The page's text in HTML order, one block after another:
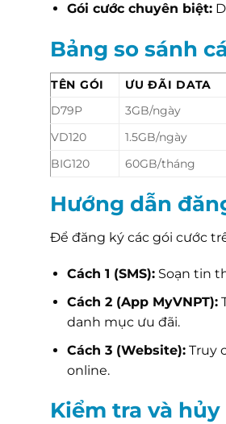
Gói cước chuyên biệt:
Bảng so sánh
TÊN GÓI ƯU ĐÃI DATA
D79P
3GB/ngày
VD120
1.5GB/ngày
BIG120
60GB/tháng
Hướng dẫn
Để đăng ký các gói cước
Cách 1 (SMS):Soạn tin
Cách 2 (App MyVNPT):
danh mục ưu đãi.
Cách 3 (Website):Truy
online.
Kiểm tra và